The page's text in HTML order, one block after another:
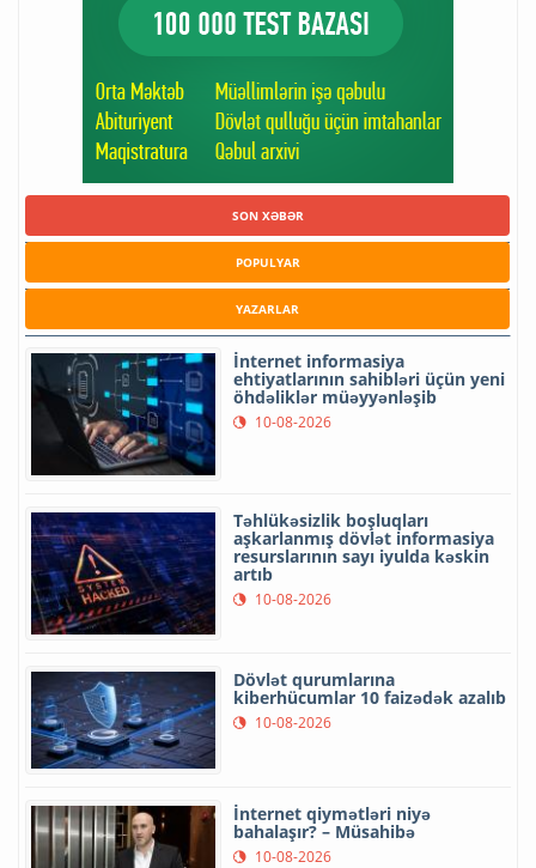
SON XƏBƏR
POPULYAR
YAZARLAR
İnternet informasiya
ehtiyatlarının sahibləri üçün yeni
öhdəliklər müəyyənləşib
10-08-2026
Təhlükəsizlik boşluqları
aşkarlanmış dövlət informasiya
resurslarının sayı iyulda kəskin
artıb
10-08-2026
Dövlət qurumlarına
kiberhücumlar 10 faizədək azalıb
10-08-2026
İnternet qiymətləri niyə
bahalaşır? – Müsahibə
10-08-2026